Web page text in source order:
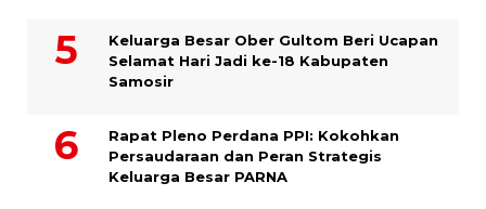
Keluarga Besar Ober Gultom Beri Ucapan
Selamat Hari Jadi ke-18 Kabupaten
Samosir
Rapat Pleno Perdana PPI: Kokohkan
Persaudaraan dan Peran Strategis
Keluarga Besar PARNA